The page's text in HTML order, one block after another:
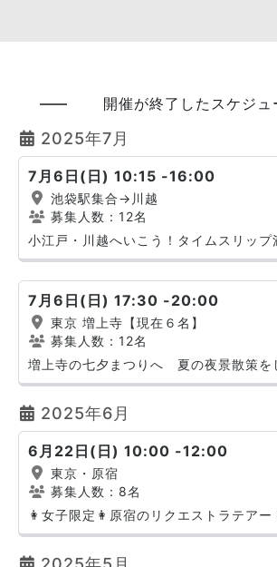
開催が終了したスケジュ
2025年7月
7月6日(日) 10:15 -16:00
池袋駅集合→川越
募集人数：12名
小江戸・川越へいこう！タイムスリップ
7月6日(日) 17:30 -20:00
東京 増上寺【現在６名】
募集人数：12名
増上寺の七夕まつりへ 夏の夜景散策を
2025年6月
6月22日(日) 10:00 -12:00
東京・原宿
募集人数：8名
👩女子限定👩原宿のリクエストラテアー